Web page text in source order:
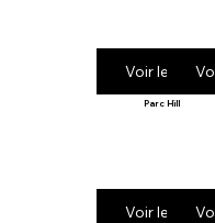
Voir le
Parc Hill
Voir le